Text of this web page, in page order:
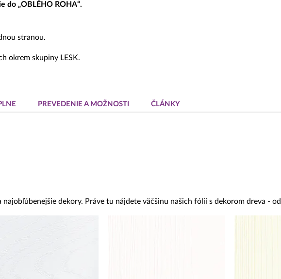
do „OBLÉHO ROHA“.
stranou.
okrem skupiny LESK.
PREVEDENIE A MOŽNOSTI ČLÁNKY
najobľúbenejšie dekory. Práve tu nájdete väčšinu našich fólií s dekorom dreva -